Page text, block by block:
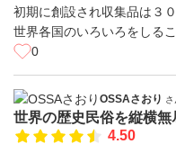
初期に創設され収集品は３
世界各国のいろいろをしる
0
OSSAさおり さ
世界の歴史民俗を縦横無
4.50